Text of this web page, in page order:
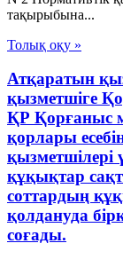
тақырыбына...
Толық оқу »
Атқаратын
қызметшіге
ҚР Қорғаныс
қорлары
қызметшілері
құқықтар
соттардың
қолдануда
соғады.